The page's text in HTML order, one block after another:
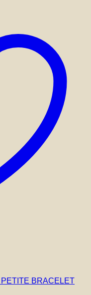
BRACELET